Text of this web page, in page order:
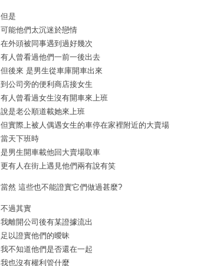
但是
可能他們太沉迷於戀情
在外頭被同事遇到過好幾次
有人曾看過他們一前一後出去
但後來 是男生從車庫開車出來
到公司旁的便利商店接女生
有人曾看過女生沒有開車來上班
說是老公順道載她來上班
但實際上被人偶遇女生的車停在家裡附近的大賣場
當天下班時
是男生開車載他回大賣場取車
更有人在街上遇見他們兩有說有笑
當然 這些也不能證實它們做過甚麼?
不過其實
我離開公司後有某證據流出
足以證實他們的曖昧
我不知道他們是否還在一起
我也沒有權利管什麼